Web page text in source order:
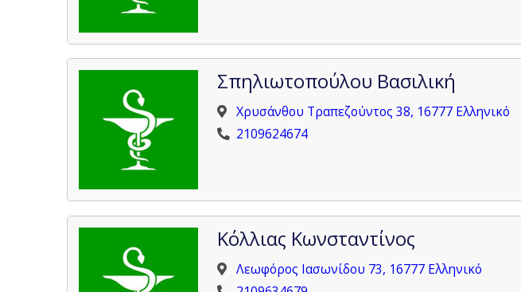
Σπηλιωτοπούλου Βασιλική
Χρυσάνθου Τραπεζούντος 38, 16777 Ελληνικό
2109624674
Κόλλιας Κωνσταντίνος
Λεωφόρος Ιασωνίδου 73, 16777 Ελληνικό